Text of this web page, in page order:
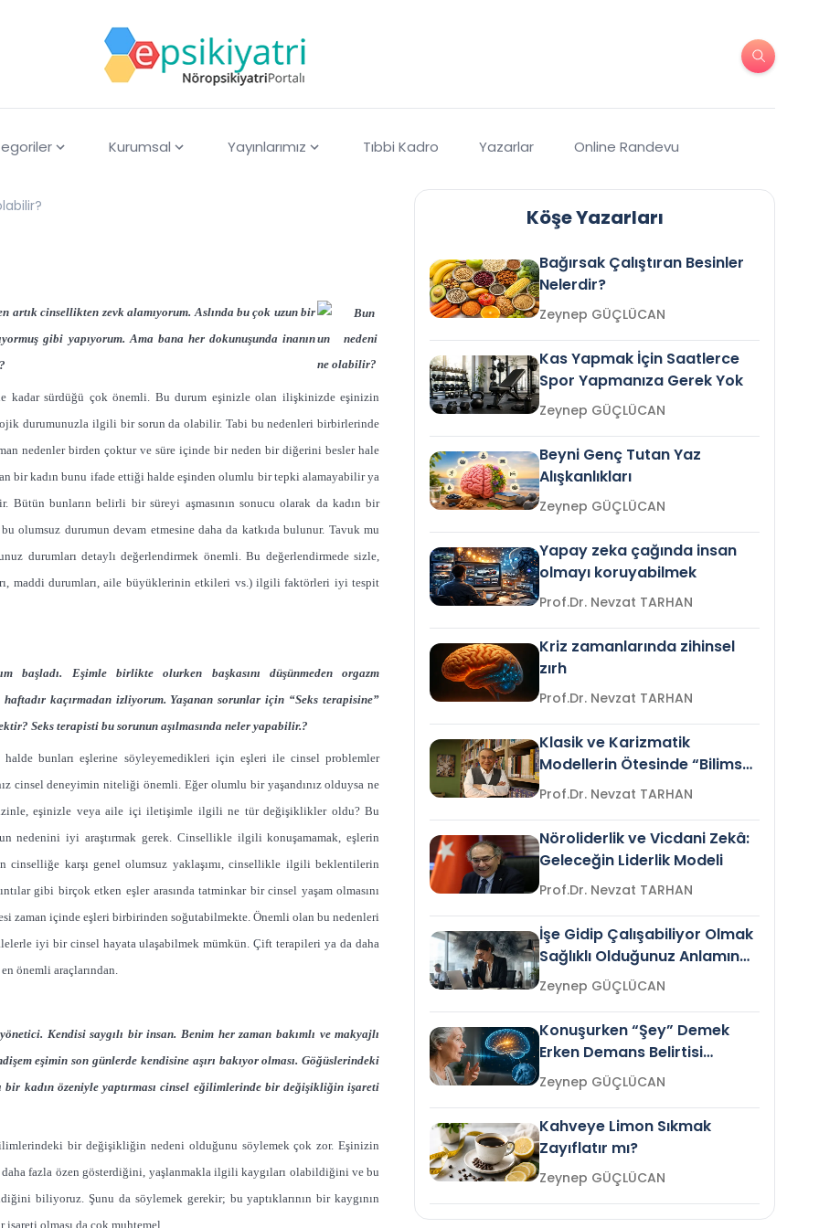
Kurumsal Yayınlarımız Tıbbi Kadro Yazarlar Online Randevu
artık cinsellikten zevk alamıyorum. Aslında bu çok uzun bir
gibi yapıyorum. Ama bana her dokunuşunda inanın
kadar sürdüğü çok önemli. Bu durum eşinizle olan ilişkinizde eşinizin
durumunuzla ilgili bir sorun da olabilir. Tabi bu nedenleri birbirlerinde
nedenler birden çoktur ve süre içinde bir neden bir diğerini besler hale
bir kadın bunu ifade ettiği halde eşinden olumlu bir tepki alamayabilir ya
bunların belirli bir süreyi aşmasının sonucu olarak da kadın bir
durumun devam etmesine daha da katkıda bulunur. Tavuk mu
durumları detaylı değerlendirmek önemli. Bu değerlendirmede sizle,
maddi durumları, aile büyüklerinin etkileri vs.) ilgili faktörleri iyi tespit
Eşimle birlikte olurken başkasını düşünmeden orgazm
haftadır kaçırmadan izliyorum. Yaşanan sorunlar için “Seks terapisine”
Seks terapisti bu sorunun aşılmasında neler yapabilir.?
bunları eşlerine söyleyemedikleri için eşleri ile cinsel problemler
cinsel deneyimin niteliği önemli. Eğer olumlu bir yaşandınız olduysa ne
sizinle, eşinizle veya aile içi iletişimle ilgili ne tür değişiklikler oldu? Bu
nedenini iyi araştırmak gerek. Cinsellikle ilgili konuşamamak, eşlerin
cinselliğe karşı genel olumsuz yaklaşımı, cinsellikle ilgili beklentilerin
gibi birçok etken eşler arasında tatminkar bir cinsel yaşam olmasını
zaman içinde eşleri birbirinden soğutabilmekte. Önemli olan bu nedenleri
iyi bir cinsel hayata ulaşabilmek mümkün. Çift terapileri ya da daha
önemli araçlarından.
Kendisi saygılı bir insan. Benim her zaman bakımlı ve makyajlı
eşimin son günlerde kendisine aşırı bakıyor olması. Göğüslerindeki
kadın özeniyle yaptırması cinsel eğilimlerinde bir değişikliğin işareti
bir değişikliğin nedeni olduğunu söylemek çok zor. Eşinizin
daha fazla özen gösterdiğini, yaşlanmakla ilgili kaygıları olabildiğini ve bu
biliyoruz. Şunu da söylemek gerekir; bu yaptıklarının bir kaygının
olması da çok muhtemel.
Köşe Yazarları
Bağırsak Çalıştıran Besinler
Nelerdir?
Zeynep GÜÇLÜCAN
Kas Yapmak İçin Saatlerce
Spor Yapmanıza Gerek Yok
Zeynep GÜÇLÜCAN
Beyni Genç Tutan Yaz
Alışkanlıkları
Zeynep GÜÇLÜCAN
Yapay zeka çağında insan
olmayı koruyabilmek
Prof.Dr. Nevzat TARHAN
Kriz zamanlarında zihinsel
zırh
Prof.Dr. Nevzat TARHAN
Klasik ve Karizmatik
Modellerin Ötesinde “Bilimsel
Liderlik”
Prof.Dr. Nevzat TARHAN
Nöroliderlik ve Vicdani Zekâ:
Geleceğin Liderlik Modeli
Prof.Dr. Nevzat TARHAN
İşe Gidip Çalışabiliyor Olmak
Sağlıklı Olduğunuz Anlamına
Gelir mi?Zeynep GÜÇLÜCAN
Konuşurken “Şey” Demek
Erken Demans Belirtisi
Olabilir mi?Zeynep GÜÇLÜCAN
Kahveye Limon Sıkmak
Zayıflatır mı?
Zeynep GÜÇLÜCAN